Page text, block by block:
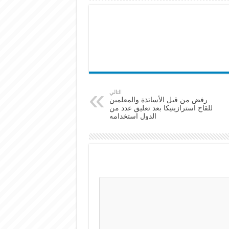
التالي
رفض من قبل الأساتذة والمعلمين
للقاح استرازينيكا بعد تعليق عدد من
الدول استخدامه